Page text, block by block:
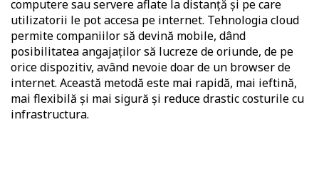
computere sau servere aflate la distanță și pe care
utilizatorii le pot accesa pe internet. Tehnologia cloud
permite companiilor să devină mobile, dând
posibilitatea angajaților să lucreze de oriunde, de pe
orice dispozitiv, având nevoie doar de un browser de
internet. Această metodă este mai rapidă, mai ieftină,
mai flexibilă și mai sigură și reduce drastic costurile cu
infrastructura.